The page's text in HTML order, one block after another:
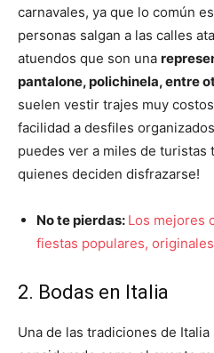
carnavales, ya que lo común
personas salgan a las calles
atuendos que son una
pantalone, polichinela, entre
suelen vestir trajes muy
facilidad a desfiles
puedes ver a miles de turistas
quienes deciden disfrazarse!
No te pierdas: Los mejores
fiestas populares,
2. Bodas en Italia
Una de las tradiciones de Italia